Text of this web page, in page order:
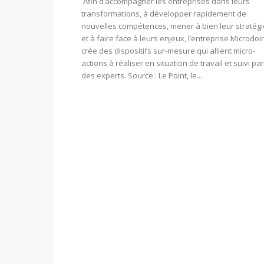
transformations, à développer rapidement de
nouvelles compétences, mener à bien leur
et à faire face à leurs enjeux, l’entreprise
crée des dispositifs sur-mesure qui allient micro-
actions à réaliser en situation de travail et suivi par
des experts. Source : Le Point, le...